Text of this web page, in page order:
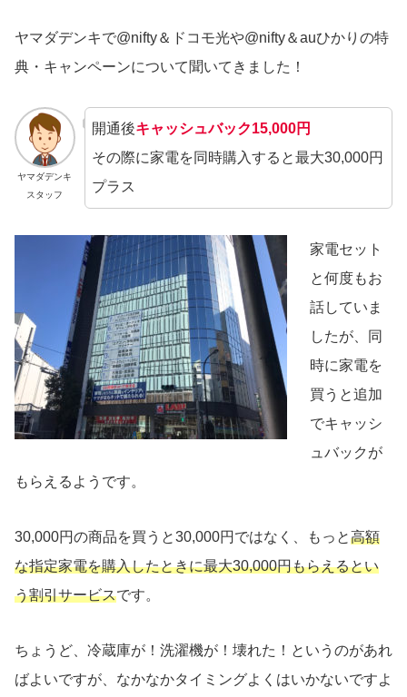
ヤマダデンキで@nifty＆ドコモ光や@nifty＆auひかりの特
典・キャンペーンについて聞いてきました！
ヤマダデンキ
スタッフ
開通後キャッシュバック15,000円
その際に家電を同時購入すると最大30,000円
プラス
家電セット
と何度もお
話していま
したが、同
時に家電を
買うと追加
でキャッシ
ュバックが
もらえるようです。
30,000円の商品を買うと30,000円ではなく、もっと高額
な指定家電を購入したときに最大30,000円もらえるとい
う割引サービスです。
ちょうど、冷蔵庫が！洗濯機が！壊れた！というのがあれ
ばよいですが、なかなかタイミングよくはいかないですよ